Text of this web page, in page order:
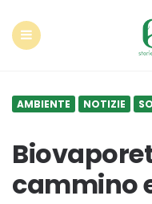
AMBIENTE NOTIZIE
cammino